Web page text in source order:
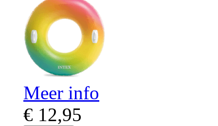
Meer info
€ 12,95